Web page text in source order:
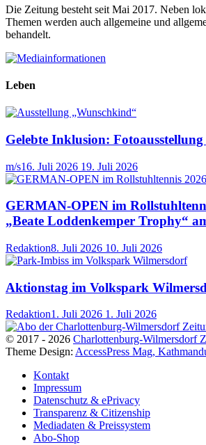
Die Zeitung besteht seit Mai 2017. Neben
Themen werden auch allgemeine und
behandelt.
Leben
Gelebte Inklusion:
m/s16. Juli 2026 19. Juli 2026
GERMAN-OPEN im
„Beate Loddenkemper Trophy“
Redaktion8. Juli 2026 10. Juli 2026
Aktionstag im Volkspark
Redaktion1. Juli 2026 1. Juli 2026
© 2017 - 2026 Charlottenburg-Wilmersdorf
Theme Design: AccessPress Mag,
Kontakt
Impressum
Datenschutz & ePrivacy
Transparenz & Citizenship
Mediadaten & Preissystem
Abo-Shop